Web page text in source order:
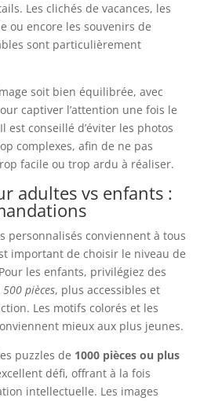
Les clichés de vacances, les
ou encore les souvenirs de
sont particulièrement
soit bien équilibrée, avec
captiver l’attention une fois le
est conseillé d’éviter les photos
complexes, afin de ne pas
facile ou trop ardu à réaliser.
adultes vs enfants :
personnalisés conviennent à tous
important de choisir le niveau de
les enfants, privilégiez des
pièces, plus accessibles et
Les motifs colorés et les
mieux aux plus jeunes.
puzzles de 1000 pièces ou plus
défi, offrant à la fois
intellectuelle. Les images